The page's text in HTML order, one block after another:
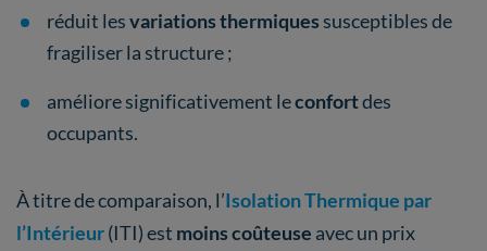
réduit lesvariations thermiques susceptibles de
fragiliser la structure ;
améliore significativement leconfortdes
occupants.
À titre de comparaison, l’Isolation Thermique par
l’Intérieur(ITI) est moins coûteuse avec un prix